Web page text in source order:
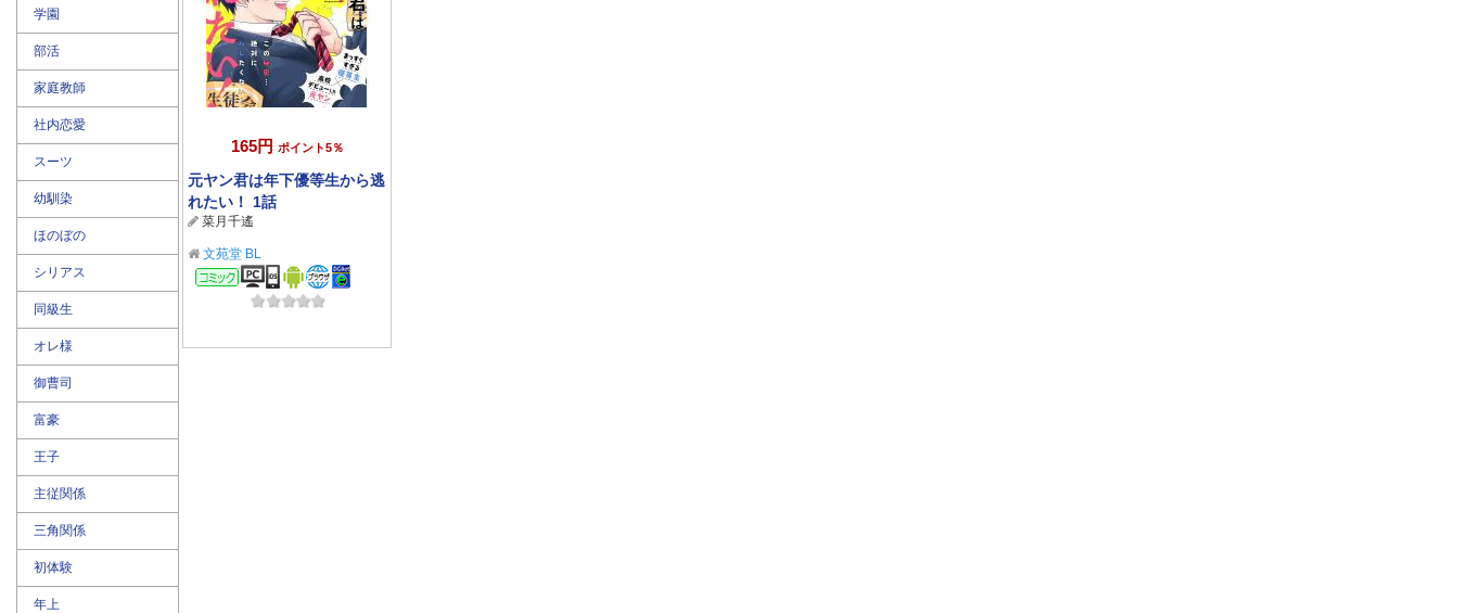
165円 ポイント5％
元ヤン君は年下優等生から逃
れたい！ 1話
菜月千遙
文苑堂 BL
コミック
学園
部活
家庭教師
社内恋愛
スーツ
幼馴染
ほのぼの
シリアス
同級生
オレ様
御曹司
富豪
王子
主従関係
三角関係
初体験
年上